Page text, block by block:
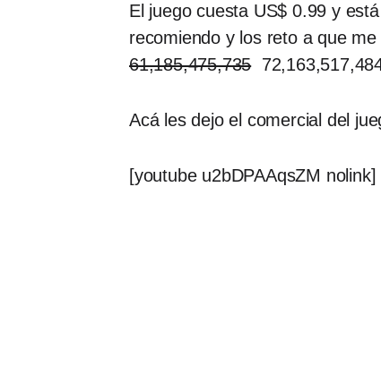
El juego cuesta US$ 0.99 y
recomiendo y los reto a que
61,185,475,73572,163,517,484
Acá les dejo el comercial del
[youtube u2bDPAAqsZM nolink]